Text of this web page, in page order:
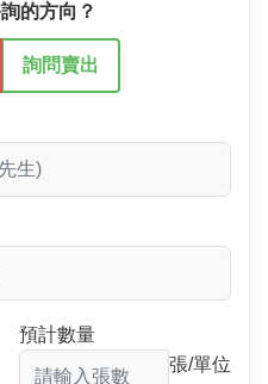
的方向？
詢問賣出
預計數量
張/單位